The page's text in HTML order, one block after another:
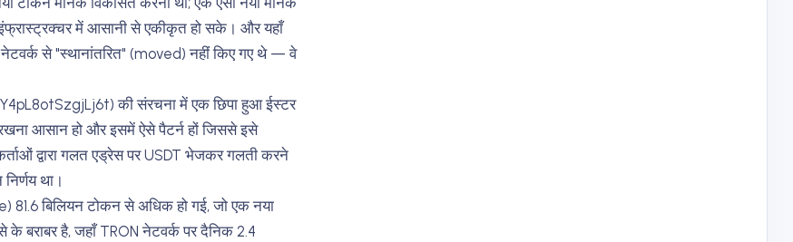
में आसानी से एकीकृत हो सके। और यहाँ
से "स्थानांतरित" (moved) नहीं किए गए थे — वे
की संरचना में एक छिपा हुआ ईस्टर
आसान हो और इसमें ऐसे पैटर्न हों जिससे इसे
द्वारा गलत एड्रेस पर USDT भेजकर गलती करने
था।
बिलियन टोकन से अधिक हो गई, जो एक नया
बराबर है, जहाँ TRON नेटवर्क पर दैनिक 2.4